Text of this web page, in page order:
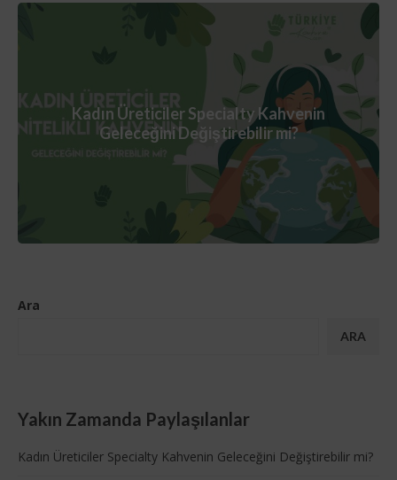
Kadın Üreticiler Specialty Kahvenin
Geleceğini Değiştirebilir mi?
Ara
ARA
Yakın Zamanda Paylaşılanlar
Kadın Üreticiler Specialty Kahvenin Geleceğini Değiştirebilir mi?